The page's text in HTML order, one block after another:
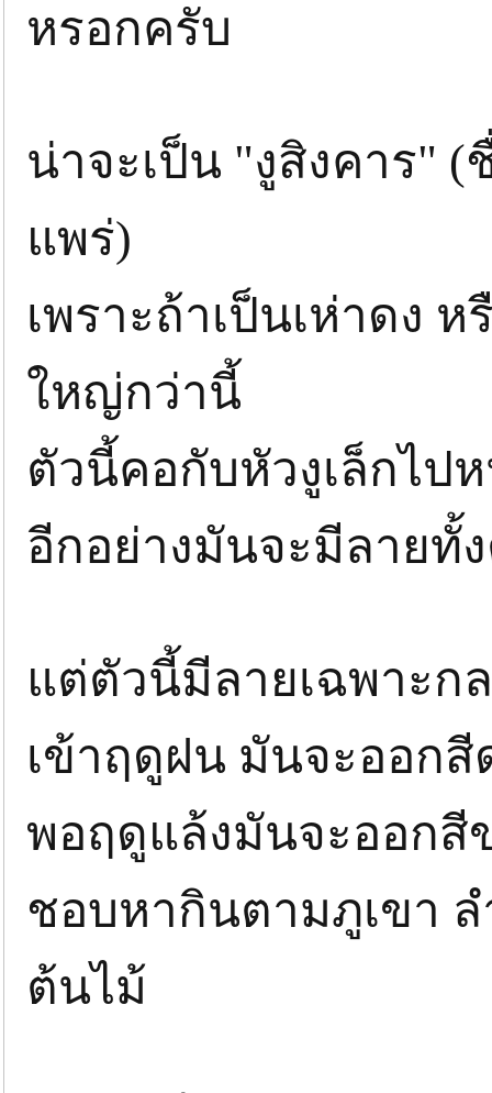
หรอกครับ
น่าจะเป็น "งูสิงคาร"
แพร่)
เพราะถ้าเป็นเห่าดง
ใหญ่กว่านี้
ตัวนี้คอกับหัวงูเล็กไป
อีกอย่างมันจะมีลายทั้
แต่ตัวนี้มีลายเฉพาะก
เข้าฤดูฝน มันจะออก
พอฤดูแล้งมันจะออกสี
ชอบหากินตามภูเขา
ต้นไม้